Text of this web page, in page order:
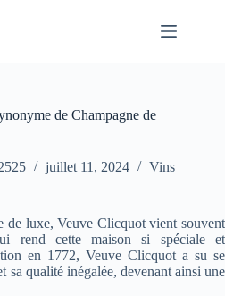
de Champagne de
juillet 11, 2024 Vins
de luxe, Veuve Clicquot vient souvent
rend cette maison si spéciale et
en 1772, Veuve Clicquot a su se
sa qualité inégalée, devenant ainsi une